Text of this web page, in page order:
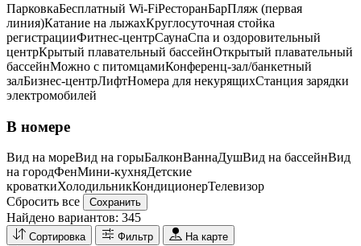
ПарковкаБесплатный Wi-FiРесторанБарПляж (первая
линия)Катание на лыжахКруглосуточная стойка
регистрацииФитнес-центрСаунаСпа и оздоровительный
центрКрытый плавательный бассейнОткрытый плавательный
бассейнМожно с питомцамиКонференц-зал/банкетный
залБизнес-центрЛифтНомера для некурящихCтанция зарядки
электромобилей
В номере
Вид на мореВид на горыБалконВаннаДушВид на бассейнВид
на городФенМини-кухняДетские
кроваткиХолодильникКондиционерТелевизор
Сбросить все
Сохранить
Найдено вариантов: 345
Сортировка Фильтр На карте